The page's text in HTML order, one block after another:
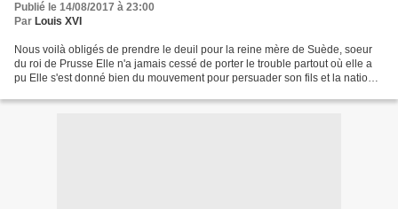
Publié le 14/08/2017 à 23:00
Par Louis XVI
Nous voilà obligés de prendre le deuil pour la reine mère de Suède, soeur
du roi de Prusse Elle n'a jamais cessé de porter le trouble partout où elle a
pu Elle s'est donné bien du mouvement pour persuader son fils et la nation